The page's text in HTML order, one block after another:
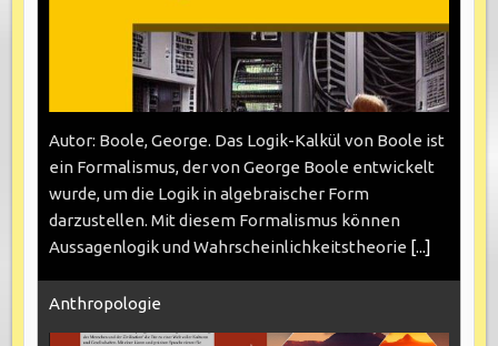
Autor: Boole, George. Das Logik-Kalkül von Boole ist
ein Formalismus, der von George Boole entwickelt
wurde, um die Logik in algebraischer Form
darzustellen. Mit diesem Formalismus können
Aussagenlogik und Wahrscheinlichkeitstheorie [...]
Anthropologie